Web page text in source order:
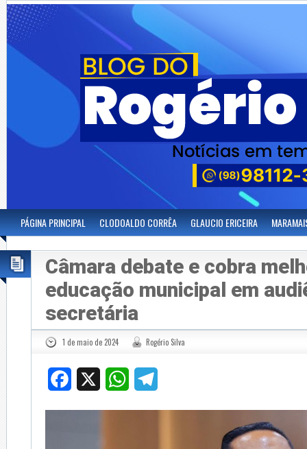
PÁGINA PRINCIPAL CLODOALDO CORRÊA GLAUCIO ERICEIRA
Câmara debate e cobra
educação municipal em
secretária
1 de maio de 2024 Rogério Silva
Facebook WhatsApp